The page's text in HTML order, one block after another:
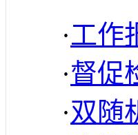
·工作
·督促
·双随